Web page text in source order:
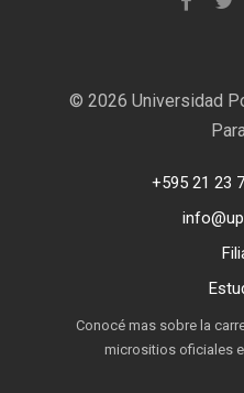
© 2026 Universidad
+595 21 23
Conocé mas sobre la
micrositios oficiales